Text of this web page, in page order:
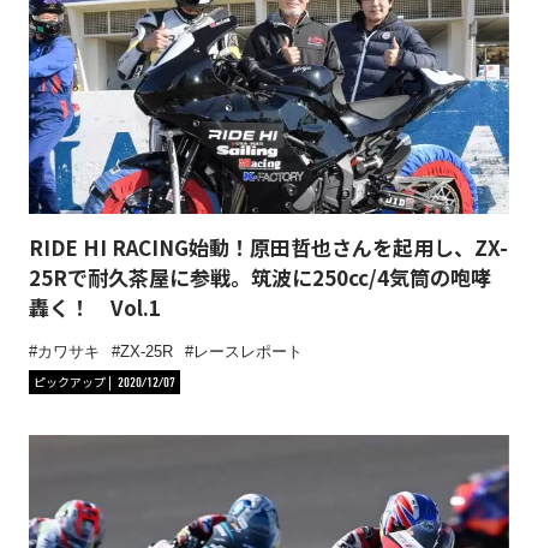
RIDE HI RACING始動！原田哲也さんを起用し、ZX-
25Rで耐久茶屋に参戦。筑波に250cc/4気筒の咆哮
轟く！ Vol.1
カワサキ ZX-25R
レースレポート
ピックアップ
2020/12/07